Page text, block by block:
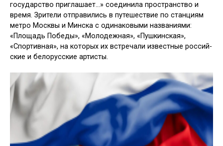
государство при­глашает…» соединила пространство и
время. Зрители отправились в путе­шествие по станциям
метро Москвы и Минска с одинаковыми названия­ми:
«Площадь Победы», «Молодежная», «Пушкинская»,
«Спортивная», на кото­рых их встречали известные россий­
ские и белорусские артисты.